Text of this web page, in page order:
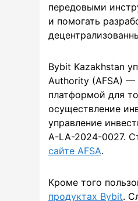
передовыми
и помогать
Bybit Kazakhstan
Authority (AFSA) —
платформой для
осуществление
управление
A-LA-2024-0027.
сайте AFSA.
Кроме того
продуктах Bybit.